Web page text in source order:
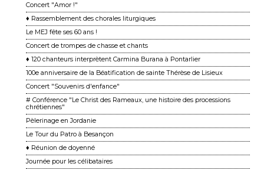
Concert "Amor !"
♦ Rassemblement des chorales liturgiques
Le MEJ fête ses 60 ans !
Concert de trompes de chasse et chants
♦ 120 chanteurs interprètent Carmina Burana à Pontarlier
100e anniversaire de la Béatification de sainte Thérèse de Lisieux
Concert "Souvenirs d'enfance"
# Conférence "Le Christ des Rameaux, une histoire des processions
chrétiennes"
Pèlerinage en Jordanie
Le Tour du Patro à Besançon
♦ Réunion de doyenné
Journée pour les célibataires